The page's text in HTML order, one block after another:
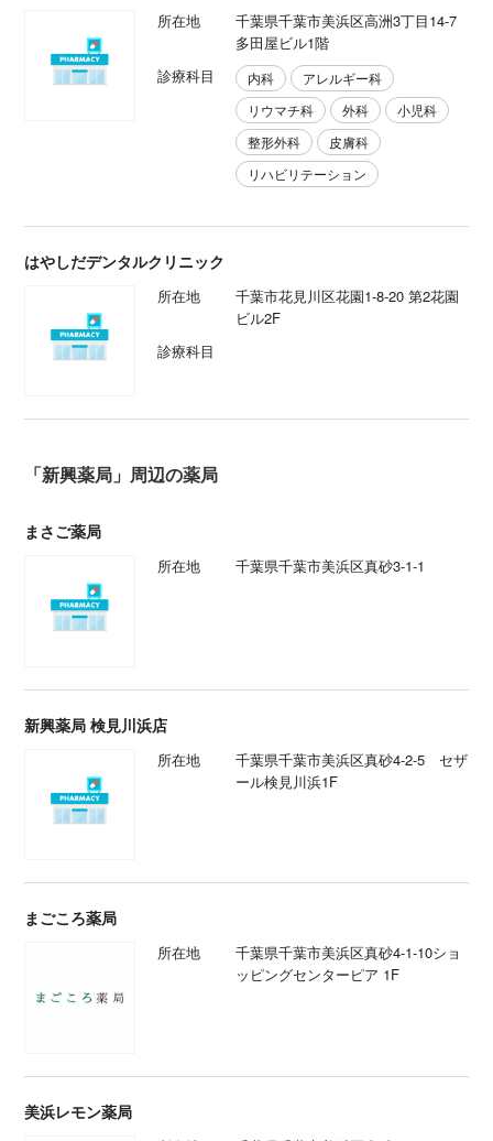
所在地
千葉県千葉市美浜区高洲3丁目14-7
多田屋ビル1階
診療科目
内科
アレルギー科
リウマチ科
外科
小児科
整形外科
皮膚科
リハビリテーション
はやしだデンタルクリニック
所在地
千葉市花見川区花園1-8-20 第2花園
ビル2F
診療科目
「新興薬局」周辺の薬局
まさご薬局
所在地 千葉県千葉市美浜区真砂3-1-1
新興薬局 検見川浜店
所在地
千葉県千葉市美浜区真砂4-2-5 セザ
ール検見川浜1F
まごころ薬局
所在地
千葉県千葉市美浜区真砂4-1-10ショ
ッピングセンターピア 1F
美浜レモン薬局